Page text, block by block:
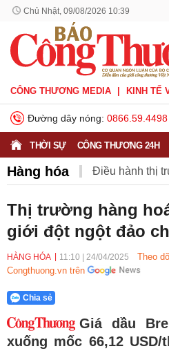
Chủ Nhật, 09/08/2026 10:39
CÔNG THƯƠNG MEDIA KINH TẾ
Đường dây nóng: 0866.59.4498
THỜI SỰ CÔNG THƯƠNG 24H
Hàng hóa Điều hành thị
Thị trường hàng
giới đột ngột đảo
HÀNG HÓA 11:10 24/04/2025
Theo
Congthuong.vn trên
Chia sẻ
Giá dầu
xuống mốc 66,12